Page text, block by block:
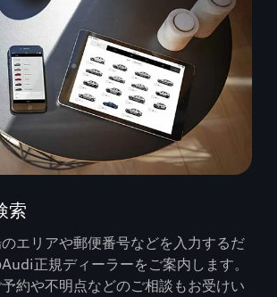
索
エリアや郵便番号などを入力するだ
正規ディーラーをご案内します。
約や不明点などのご相談もお受けい